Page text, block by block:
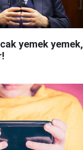
yemek yemek,